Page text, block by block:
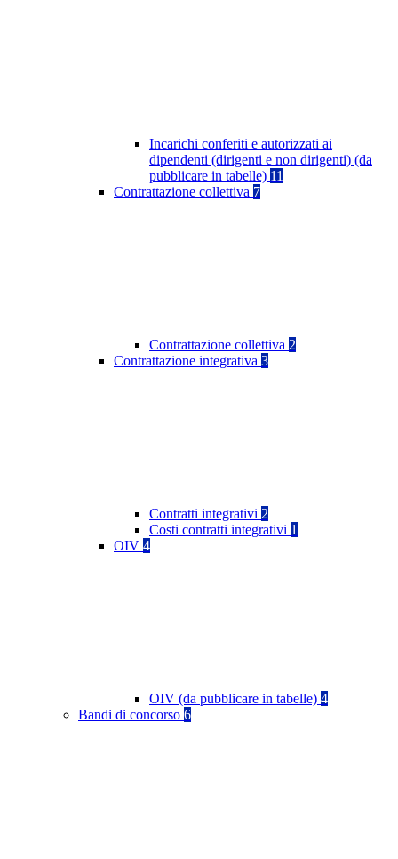
Incarichi conferiti e autorizzati ai
dipendenti (dirigenti e non dirigenti) (da
pubblicare in tabelle) 11
Contrattazione collettiva 7
Contrattazione collettiva 2
Contrattazione integrativa 3
Contratti integrativi 2
Costi contratti integrativi 1
OIV 4
OIV (da pubblicare in tabelle) 4
Bandi di concorso 6